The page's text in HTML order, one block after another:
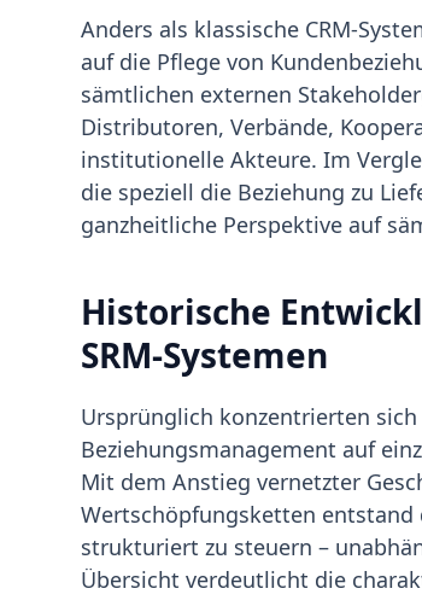
Anders als klassische CRM-
auf die Pflege von
sämtlichen externen
Distributoren, Verbände,
institutionelle Akteure. Im
die speziell die Beziehung zu
ganzheitliche Perspektive auf
Historische
SRM-Systemen
Ursprünglich konzentrierten
Beziehungsmanagement auf
Mit dem Anstieg vernetzter
Wertschöpfungsketten entstand
strukturiert zu steuern –
Übersicht verdeutlicht die